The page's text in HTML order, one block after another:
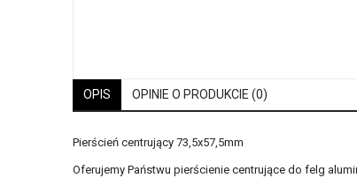
OPIS OPINIE O PRODUKCIE (0)
Pierścień centrujący 73,5x57,5mm
Oferujemy Państwu pierścienie centrujące do felg